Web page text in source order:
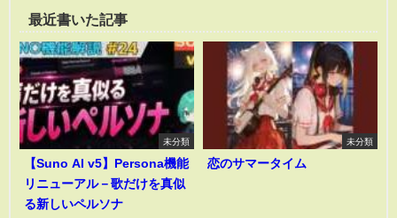
最近書いた記事
未分類
【Suno AI v5】Persona機能
リニューアル－歌だけを真似
る新しいペルソナ
未分類
恋のサマータイム